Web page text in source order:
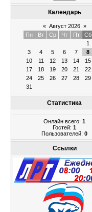
Календарь
« Август 2026 »
Пн
Вт Ср Чт Пт Сб
1
3
4 5 6 7 8
10
11 12 13 14 15
17
18 19 20 21 22
24
25 26 27 28 29
31
Статистика
Онлайн всего: 1
Гостей: 1
Пользователей: 0
Ссылки